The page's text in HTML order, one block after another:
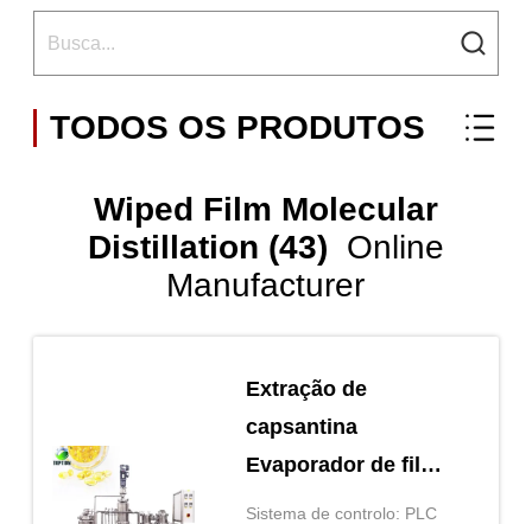
TODOS OS PRODUTOS
Wiped Film Molecular
Distillation (43) Online
Manufacturer
Extração de
capsantina
Evaporador de filme
limpo DestilaçãoSistema de controlo: PLC